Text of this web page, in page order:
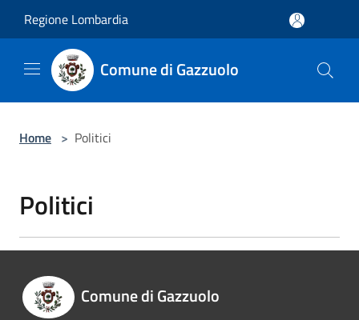
Regione Lombardia
Comune di Gazzuolo
Home > Politici
Politici
Comune di Gazzuolo